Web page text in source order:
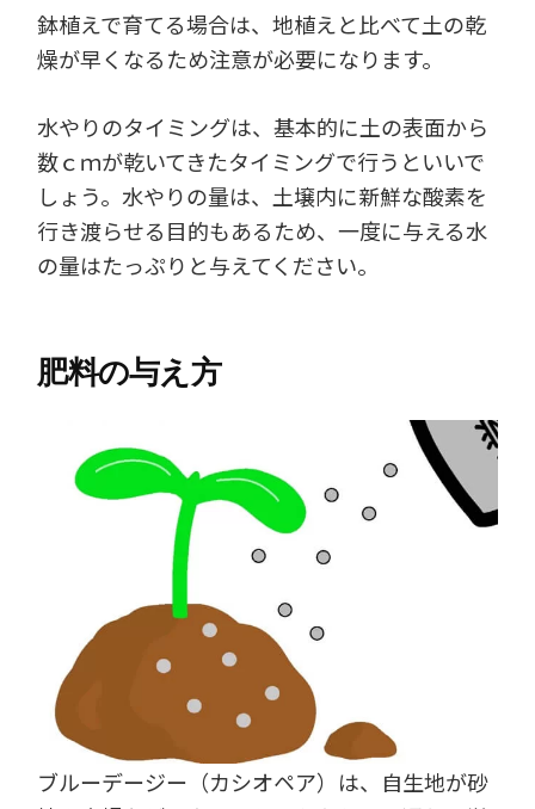
鉢植えで育てる場合は、地植えと比べて土の乾
燥が早くなるため注意が必要になります。
水やりのタイミングは、基本的に土の表面から
数ｃｍが乾いてきたタイミングで行うといいで
しょう。水やりの量は、土壌内に新鮮な酸素を
行き渡らせる目的もあるため、一度に与える水
の量はたっぷりと与えてください。
肥料の与え方
ブルーデージー（カシオペア）は、自生地が砂